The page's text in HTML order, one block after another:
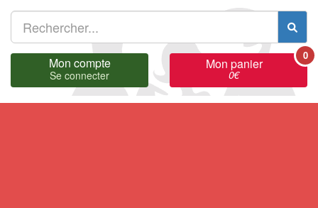
Mon compte
Se connecter
Mon panier
0€
0